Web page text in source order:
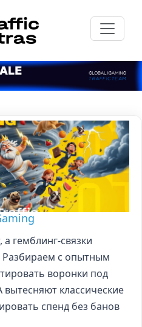
гемблинг-связки
Разбираем с опытным
воронки под
классические
спенд без банов